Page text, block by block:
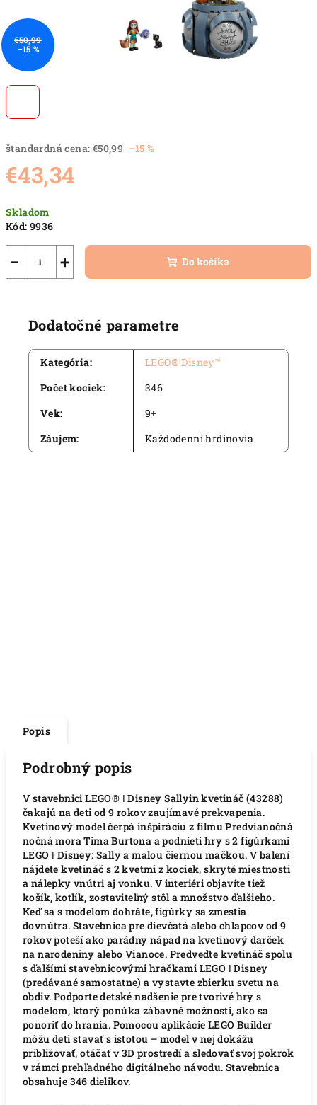
štandardná cena: €50,99 –15 %
€43,34
cena:
Skladom
Kód: 9936
+
− Do košíka
€50,99
–15 %
Dodatočné parametre
Kategória:
LEGO® Disney™
Počet kociek:
346
Vek:
9+
Záujem: Každodenní hrdinovia
Popis
Podrobný popis
V stavebnici LEGO® ǀ Disney Sallyin kvetináč (43288)
čakajú na deti od 9 rokov zaujímavé prekvapenia.
Kvetinový model čerpá inšpiráciu z filmu Predvianočná
nočná mora Tima Burtona a podnieti hry s 2 figúrkami
LEGO ǀ Disney: Sally a malou čiernou mačkou. V balení
nájdete kvetináč s 2 kvetmi z kociek, skryté miestnosti
a nálepky vnútri aj vonku. V interiéri objavíte tiež
košík, kotlík, zostaviteľný stôl a množstvo ďalšieho.
Keď sa s modelom dohráte, figúrky sa zmestia
dovnútra. Stavebnica pre dievčatá alebo chlapcov od 9
rokov poteší ako parádny nápad na kvetinový darček
na narodeniny alebo Vianoce. Predveďte kvetináč spolu
s ďalšími stavebnicovými hračkami LEGO ǀ Disney
(predávané samostatne) a vystavte zbierku svetu na
obdiv. Podporte detské nadšenie pre tvorivé hry s
modelom, ktorý ponúka zábavné možnosti, ako sa
ponoriť do hrania. Pomocou aplikácie LEGO Builder
môžu deti stavať s istotou – model v nej dokážu
približovať, otáčať v 3D prostredí a sledovať svoj pokrok
v rámci prehľadného digitálneho návodu. Stavebnica
obsahuje 346 dielikov.